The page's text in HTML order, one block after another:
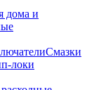
дома и
Смазки
локи